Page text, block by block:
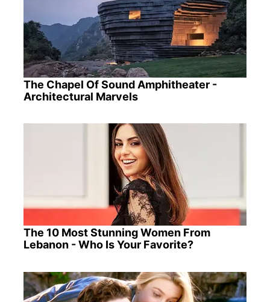
The Chapel Of Sound Amphitheater -
Architectural Marvels
The 10 Most Stunning Women From
Lebanon - Who Is Your Favorite?